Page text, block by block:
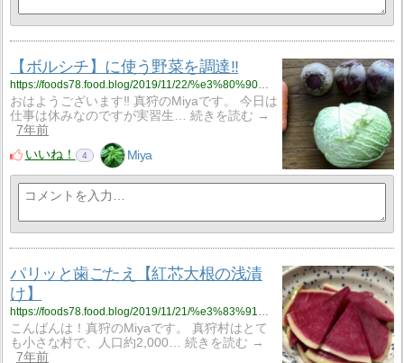
【ボルシチ】に使う野菜を調達‼
https://foods78.food.blog/2019/11/22/%e3%80%90%e3%83%9c%e3%83%ab%e3%82%b7%e3%83%81%e3%80%91%e3%81%ab%e4%bd%bf%e3%81%86%e9%87%8e%e8%8f%9c%e3%82%92%e8%aa%bf%e9%81%94%e2%80%bc/
おはようございます‼ 真狩のMiyaです。 今日は
仕事は休みなのですが実習生… 続きを読む →
7年前
いいね！
4 Miya
パリッと歯ごたえ【紅芯大根の浅漬
け】
https://foods78.food.blog/2019/11/21/%e3%83%91%e3%83%aa%e3%83%83%e3%81%a8%e6%ad%af%e3%81%94%e3%81%9f%e3%81%88%e3%80%90%e7%b4%85%e8%8a%af%e5%a4%a7%e6%a0%b9%e3%81%ae%e6%b5%85%e6%bc%ac%e3%81%91%e3%80%91/
こんばんは！真狩のMiyaです。 真狩村はとて
も小さな村で、人口約2,000… 続きを読む →
7年前